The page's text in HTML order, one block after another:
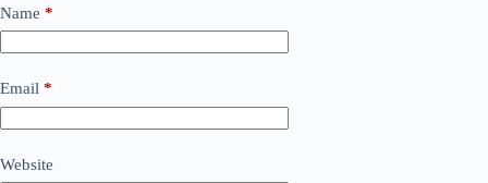
Name *
Email *
Website